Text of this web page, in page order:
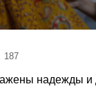
187
надежды и